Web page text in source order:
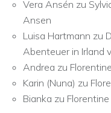
Vera Ansén zu
Ansen
Luisa Hartmann zu
Abenteuer in Irland
Andrea zu
Karin (Nuna) zu
Bianka zu